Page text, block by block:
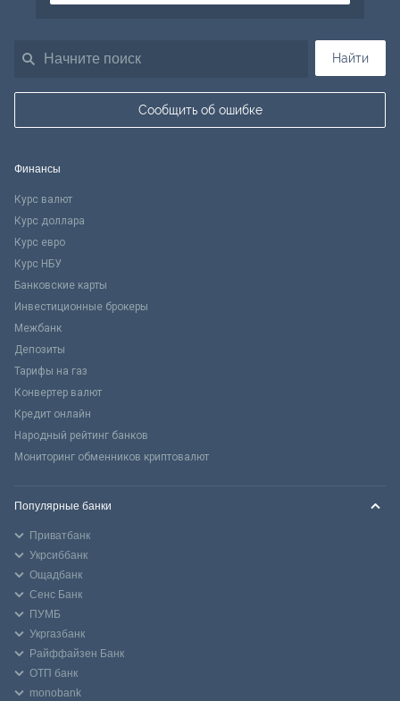
Найти
Сообщить об ошибке
Финансы
Курс валют
Курс доллара
Курс евро
Курс НБУ
Банковские карты
Инвестиционные брокеры
Межбанк
Депозиты
Тарифы на газ
Конвертер валют
Кредит онлайн
Народный рейтинг банков
Мониторинг обменников криптовалют
Популярные банки
Приватбанк
Укрсиббанк
Ощадбанк
Сенс Банк
ПУМБ
Укргазбанк
Райффайзен Банк
ОТП банк
monobank